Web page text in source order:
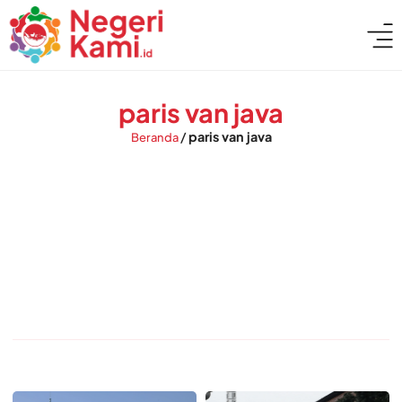
paris van java
Beranda/paris van java